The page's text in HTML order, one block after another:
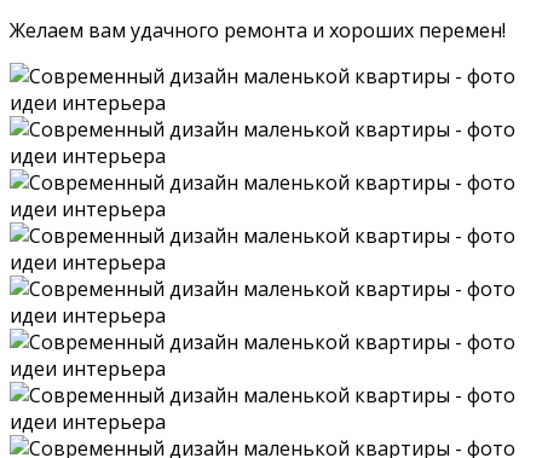
Желаем вам удачного ремонта и хороших перемен!